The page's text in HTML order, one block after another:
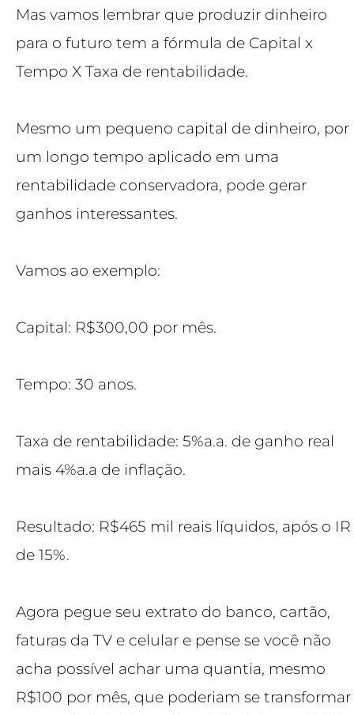
Mas vamos lembrar que produzir dinheiro
para o futuro tem a fórmula de Capital x
Tempo X Taxa de rentabilidade.
Mesmo um pequeno capital de dinheiro, por
um longo tempo aplicado em uma
rentabilidade conservadora, pode gerar
ganhos interessantes.
Vamos ao exemplo:
Capital: R$300,00 por mês.
Tempo: 30 anos.
Taxa de rentabilidade: 5%a.a. de ganho real
mais 4%a.a de inflação.
Resultado: R$465 mil reais líquidos, após o IR
de 15%.
Agora pegue seu extrato do banco, cartão,
faturas da TV e celular e pense se você não
acha possível achar uma quantia, mesmo
R$100 por mês, que poderiam se transformar